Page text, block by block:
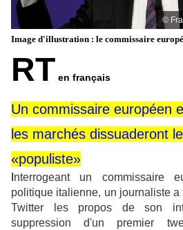
©
Image d'illustration : le commissaire
RT en français
Un commissaire européen
les marchés dissuaderont
«populiste»
nterrogeant un commissaire
politique italienne, un journaliste a
Twitter les propos de son
suppression d'un premier